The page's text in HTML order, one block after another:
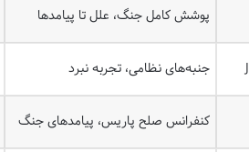
پوشش کامل جنگ، علل تا پیامدها
جنبه‌های نظامی، تجربه نبرد
کنفرانس صلح پاریس، پیامدهای جنگ